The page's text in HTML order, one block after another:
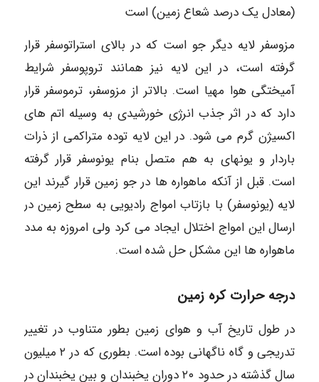
(معادل یک درصد شعاع زمین) است
مزوسفر لایه دیگر جو است که در بالای استراتوسفر قرار
گرفته است، در این لایه نیز همانند تروپوسفر شرایط
آمیختگی هوا مهیا است. بالاتر از مزوسفر، ترموسفر قرار
دارد که در اثر جذب انرژی خورشیدی به وسیله اتم های
اکسیژن گرم می شود. در این لایه توده متراکمی از ذرات
باردار و یونهای به هم متصل بنام یونوسفر قرار گرفته
است. قبل از آنکه ماهواره ها در جو زمین قرار گیرند این
لایه (یونوسفر) با بازتاب امواج رادیویی به سطح زمین در
ارسال این امواج اختلال ایجاد می کرد ولی امروزه به مدد
ماهواره ها این مشکل حل شده است.
درجه حرارت کره زمین
در طول تاریخ آب و هوای زمین بطور متناوب در تغییر
تدریجی و گاه ناگهانی بوده است. بطوری که در ۲ میلیون
سال گذشته در حدود ۲۰ دوران یخبندان و بین یخبندان در